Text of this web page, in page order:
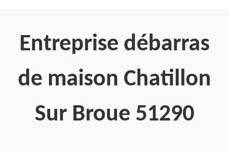
Entreprise débarras
de maison Chatillon
Sur Broue 51290